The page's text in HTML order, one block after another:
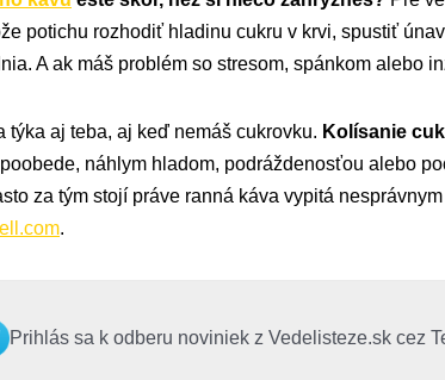
potichu rozhodiť hladinu cukru v krvi, spustiť
A ak máš problém so stresom, spánkom alebo
týka aj teba, aj keď nemáš cukrovku. Kolísanie
náhlym hladom, podráždenosťou alebo
za tým stojí práve ranná káva vypitá
.
Prihlás sa k odberu noviniek z Vedelisteze.sk cez